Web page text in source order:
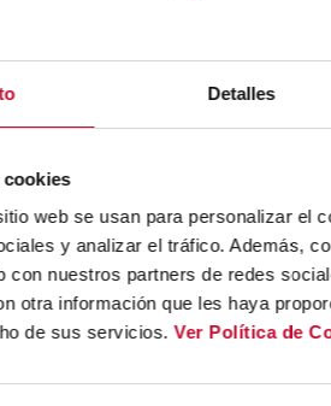
Detalles
cookies
web se usan para personalizar el
y analizar el tráfico. Además,
con nuestros partners de redes
otra información que les haya
de sus servicios.Ver Política de
Ver mapa
271,100 50690 Pedrola,